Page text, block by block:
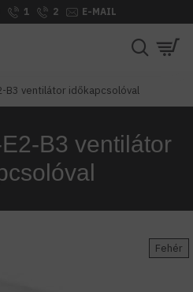
1 2 E-MAIL
B3 ventilátor időkapcsolóval
B3 ventilátor
Fehér